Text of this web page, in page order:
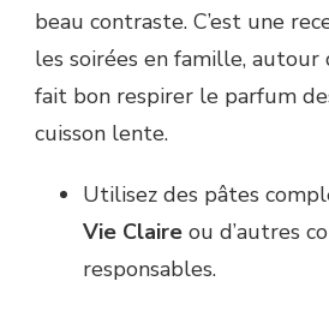
beau contraste. C’est une
les soirées en famille, autour
fait bon respirer le parfum
cuisson lente.
Utilisez des pâtes
Vie Claire ou d’autres
responsables.